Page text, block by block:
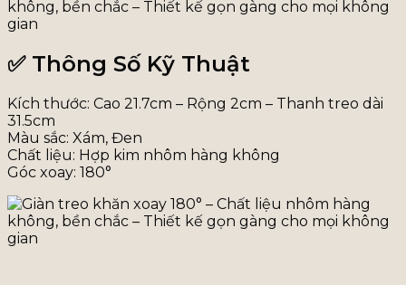
✅ Thông Số Kỹ Thuật
Kích thước: Cao 21.7cm – Rộng 2cm – Thanh treo dài
31.5cm
Màu sắc: Xám, Đen
Chất liệu: Hợp kim nhôm hàng không
Góc xoay: 180°